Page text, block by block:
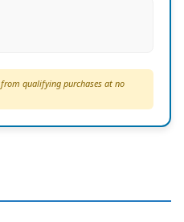
qualifying purchases at no